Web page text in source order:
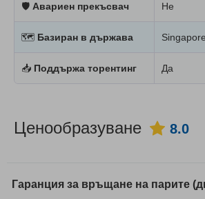
🛡 Авариен прекъсвач Не
🗺 Базиран в държава Singapore
📥 Поддържа торентинг Да
Ценообразуване 8.0
Гаранция за връщане на парите